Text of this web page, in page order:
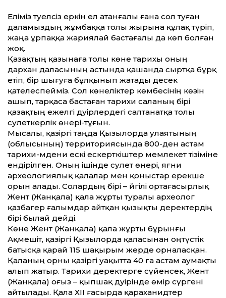
Еліміз тәуелсіз еркін ел атанғалы ғана сол туған
даламыздың жұмбаққа толы жырына құлақ түріп,
жаңа ұрпаққа жариялай бастағалы да көп болған
жоқ.
Қазақтың қазынаға толы көне тарихы оның
дархан даласының астында қашанда сыртқа бұрқ
етіп, бір шығуға бұлқынып жатады десек
қателеспейміз. Сол көнеліктер көмбесінің көзін
ашып, тарқаса бастаған тарихи саланың бірі
қазақтың ежелгі дәуірлердегі салтанатқа толы
сәулеткерлік өнері-тұғын.
Мысалы, қазіргі таңда Қызылорда уәлаятының
(облысының) территориясында 800-ден астам
тарихи-мәдени ескі ескерткіштер мемлекет тізіміне
ендірілген. Оның ішінде сәулет өнері, яғни
археологиялық қалалар мен қоныстар ерекше
орын алады. Солардың бірі – әйгілі ортағасырлық
Жент (Жанқала) қала жұрты туралы археолог
қазбагер ғалымдар айтқан қызықты деректердің
бірі былай дейді.
Көне Жент (Жанқала) қала жұрты бұрынғы
Ақмешіт, қазіргі Қызылорда қаласынан оңтүстік
батысқа қарай 115 шақырым жерде орналасқан.
Қаланың орны қазіргі уақытта 40 га астам аумақты
алып жатыр. Тарихи деректерге сүйенсек, Жент
(Жанқала) оғыз – қыпшақ дәуірінде өмір сүргені
айтылады. Қала ХІІ ғасырда қараханидтер